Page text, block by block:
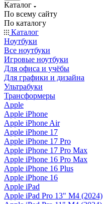
Каталог
По всему сайту
По каталогу
Каталог
Ноутбуки
Все ноутбуки
Игровые ноутбуки
Для офиса и учёбы
Для графики и дизайна
Ультрабуки
Трансформеры
Apple
Apple iPhone
Apple iPhone Air
Apple iPhone 17
Apple iPhone 17 Pro
Apple iPhone 17 Pro Max
Apple iPhone 16 Pro Max
Apple iPhone 16 Plus
Apple iPhone 16
Apple iPad
Apple iPad Pro 13" M4 (2024)